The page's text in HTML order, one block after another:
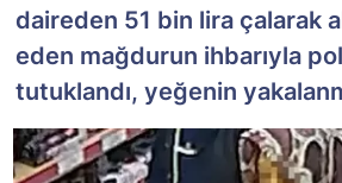
daireden 51 bin lira çalarak
eden mağdurun ihbarıyla
tutuklandı, yeğenin